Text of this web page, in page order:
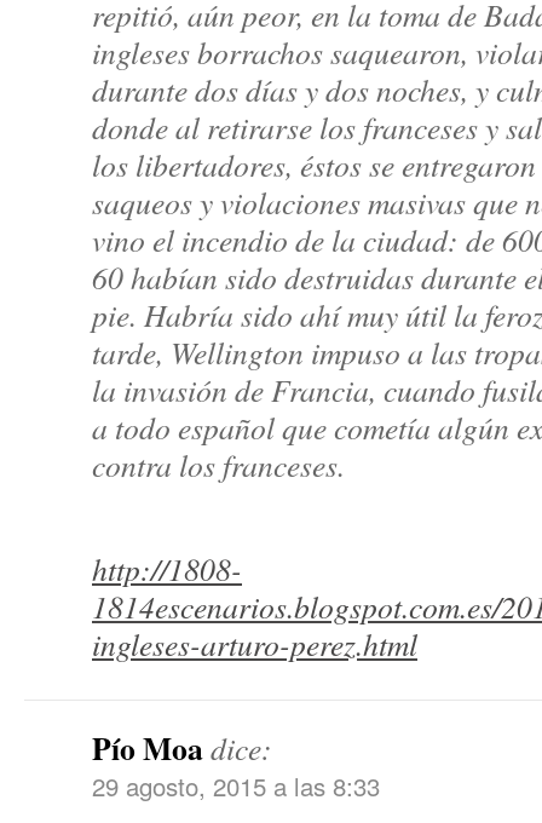
repitió, aún peor, en la toma de
ingleses borrachos saquearon,
durante dos días y dos noches, y
donde al retirarse los franceses y
los libertadores, éstos se
saqueos y violaciones masivas que
vino el incendio de la ciudad: de
60 habían sido destruidas durante
pie. Habría sido ahí muy útil la
tarde, Wellington impuso a las
la invasión de Francia, cuando
a todo español que cometía algún
contra los franceses.
http://1808-
1814escenarios.blogspot.com.es/
ingleses-arturo-perez.html
Pío Moadice:
29 agosto, 2015 a las 8:33